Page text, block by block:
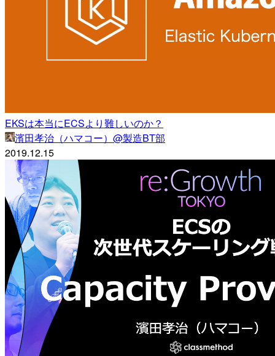
EKSは本当にECSより難しいのか？
濱田孝治（ハマコー）@製造BT部
2019.12.15